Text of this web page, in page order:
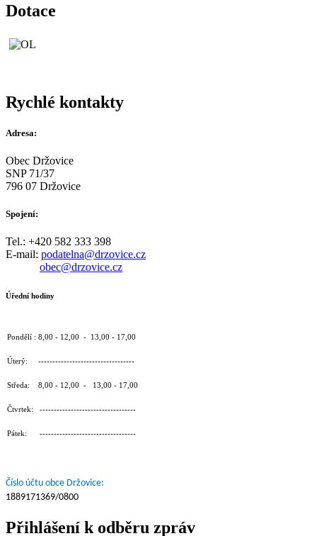
Dotace
Rychlé kontakty
Adresa:
Obec Držovice
SNP 71/37
796 07 Držovice
Spojení:
Tel.: +420 582 333 398
E-mail: podatelna@drzovice.cz
obec@drzovice.cz
Úřední hodiny
Pondělí : 8,00 - 12,00 - 13,00 - 17,00
Úterý: ----------------------------------
Středa: 8,00 - 12,00 - 13,00 - 17,00
Čtvrtek: ----------------------------------
Pátek: ----------------------------------
Číslo účtu obce Držovice:
1889171369/0800
Přihlášení k odběru zpráv